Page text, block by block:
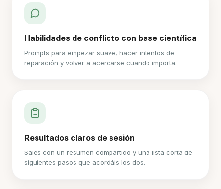
Habilidades de conflicto con base científica
Prompts para empezar suave, hacer intentos de
reparación y volver a acercarse cuando importa.
Resultados claros de sesión
Sales con un resumen compartido y una lista corta de
siguientes pasos que acordáis los dos.